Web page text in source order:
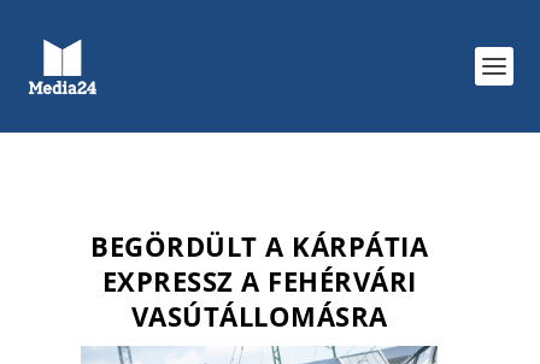
BEGÖRDÜLT A KÁRPÁTIA
EXPRESSZ A FEHÉRVÁRI
VASÚTÁLLOMÁSRA